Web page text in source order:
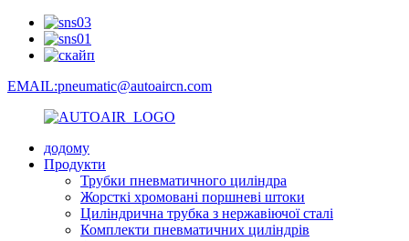
EMAIL:pneumatic@autoaircn.com
додому
Продукти
Трубки пневматичного циліндра
Жорсткі хромовані поршневі штоки
Циліндрична трубка з нержавіючої сталі
Комплекти пневматичних циліндрів